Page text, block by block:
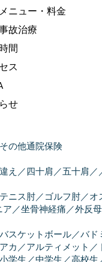
ニュー・料金
故治療
間
ス
せ
の他通院保険
え​／四十肩／五十肩
ニス肘／ゴルフ肘／
／坐骨神経痛／外反
スケットボール／バ
カ／アルティメット